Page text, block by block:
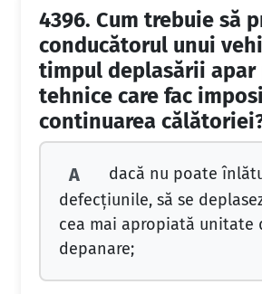
4396. Cum trebuie să
conducătorul unui
timpul deplasării apar
tehnice care fac
continuarea
A
dacă nu poate
defecțiunile, să se
cea mai apropiată unitate
depanare;